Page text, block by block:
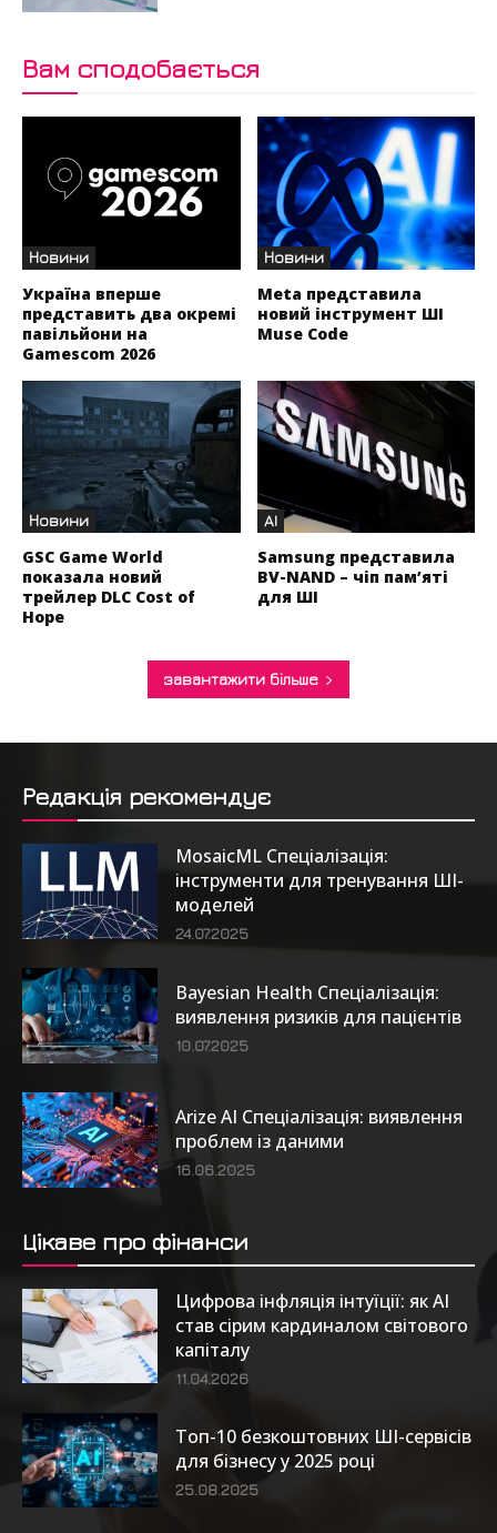
Вам сподобається
Новини
Україна вперше
представить два окремі
павільйони на
Gamescom 2026
Новини
Meta представила
новий інструмент ШІ
Muse Code
Новини
GSC Game World
показала новий
трейлер DLC Cost of
Hope
AI
Samsung представила
BV-NAND – чіп пам’яті
для ШІ
завантажити більше
Редакція рекомендує
MosaicML Спеціалізація:
інструменти для тренування ШІ-
моделей
24.07.2025
Bayesian Health Спеціалізація:
виявлення ризиків для пацієнтів
10.07.2025
Arize AI Спеціалізація: виявлення
проблем із даними
16.06.2025
Цікаве про фінанси
Цифрова інфляція інтуїції: як AI
став сірим кардиналом світового
капіталу
11.04.2026
Топ-10 безкоштовних ШІ-сервісів
для бізнесу у 2025 році
25.08.2025